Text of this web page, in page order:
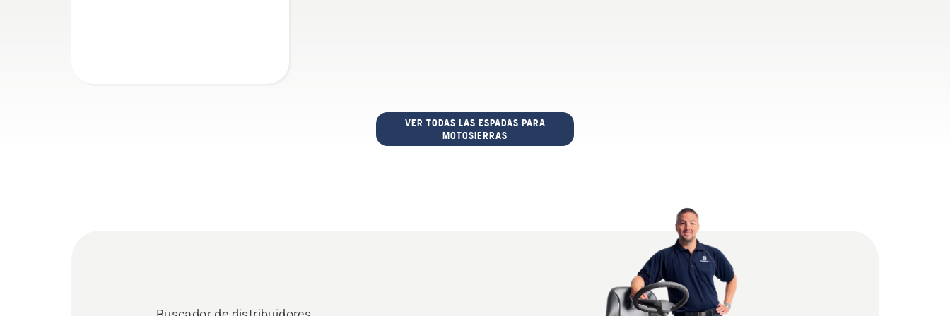
VER TODAS LAS ESPADAS PARA
MOTOSIERRAS